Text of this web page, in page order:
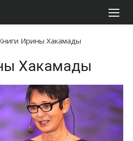
Ирины Хакамады
Хакамады